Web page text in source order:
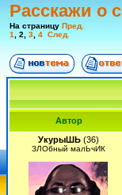
Расскажи о
На страницу Пред.
1
2 3 4 След.
Автор
УкурыШЬ(36)
ЗЛОбный малЬчИК